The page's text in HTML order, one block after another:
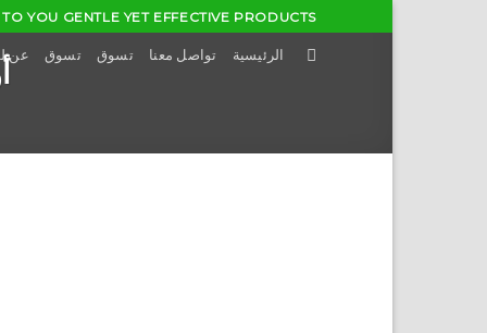
to
YOU GENTLE YET EFFECTIVE PRODUCTS...
الرئيسية تواصل معنا تسوق تسوق
عن